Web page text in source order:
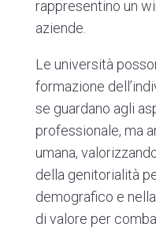
rappresentino un
aziende.
Le università
formazione
se guardano agli
professionale, ma
umana,
della genitorialità
demografico e
di valore per